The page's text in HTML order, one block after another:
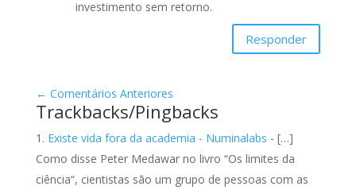
investimento sem retorno.
Responder
← Comentários Anteriores
Trackbacks/Pingbacks
Existe vida fora da academia - Numinalabs - […]
Como disse Peter Medawar no livro “Os limites da
ciência“, cientistas são um grupo de pessoas com as